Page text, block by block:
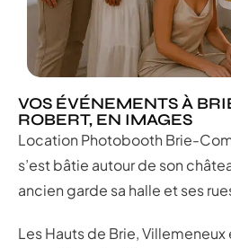
VOS ÉVÉNEMENTS À
ROBERT, EN IMAGES
Location Photobooth Brie-
s’est bâtie autour de son
ancien garde sa halle et ses
Les Hauts de Brie, Villemeneux